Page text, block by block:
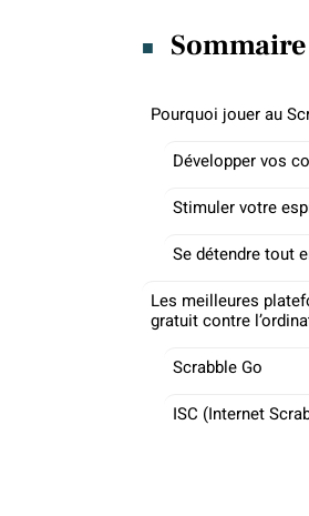
Sommaire
Pourquoi jouer au
Développer vos
Stimuler votre
Se détendre tout
Les meilleures
gratuit contre
Scrabble Go
ISC (Internet